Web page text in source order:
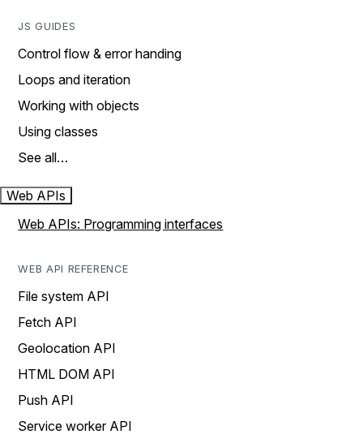
JS GUIDES
Control flow & error handing
Loops and iteration
Working with objects
Using classes
See all…
Web APIs
Web APIs: Programming interfaces
WEB API REFERENCE
File system API
Fetch API
Geolocation API
HTML DOM API
Push API
Service worker API